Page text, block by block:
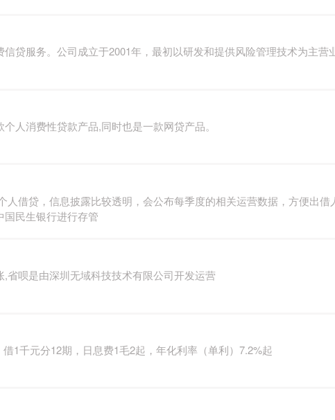
贷服务。公司成立于2001年，最初以研发和提供风险管理技术为主营
人消费性贷款产品,同时也是一款网贷产品。
人借贷，信息披露比较透明，会公布每季度的相关运营数据，方便出借
民生银行进行存管
省呗是由深圳无域科技技术有限公司开发运营
1千元分12期，日息费1毛2起，年化利率（单利）7.2%起